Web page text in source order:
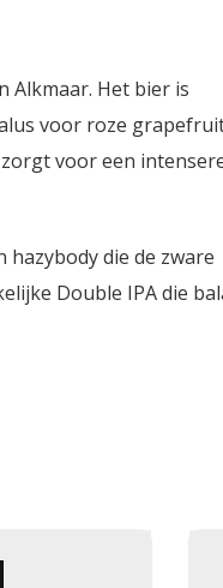
Alkmaar. Het bier is
voor roze
voor een
die de zware
Double IPA die